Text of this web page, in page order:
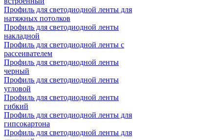
Профиль для светодиодной ленты для
натяжных потолков
Профиль для светодиодной ленты
накладной
Профиль для светодиодной ленты с
рассеивателем
Профиль для светодиодной ленты
черный
Профиль для светодиодной ленты
угловой
Профиль для светодиодной ленты
гибкий
Профиль для светодиодной ленты для
гипсокартона
Профиль для светодиодной ленты для